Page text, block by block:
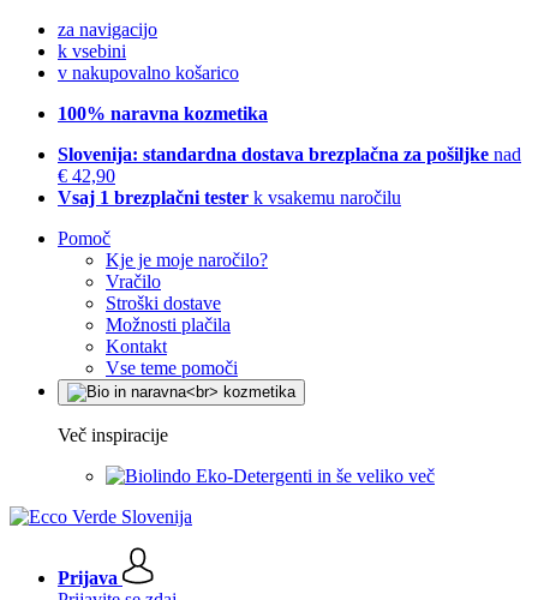
za navigacijo
k vsebini
v nakupovalno košarico
100% naravna kozmetika
Slovenija: standardna dostava brezplačna za pošiljke nad
€ 42,90
Vsaj 1 brezplačni tester k vsakemu naročilu
Pomoč
Kje je moje naročilo?
Vračilo
Stroški dostave
Možnosti plačila
Kontakt
Vse teme pomoči
Več inspiracije
Eko-Detergenti in še veliko več
Prijava